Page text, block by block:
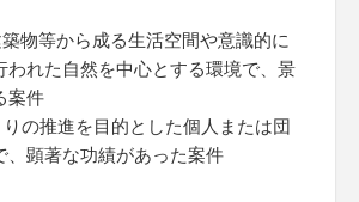
築物等から成る生活空間や意識的に
われた自然を中心とする環境で、景
案件
りの推進を目的とした個人または団
、顕著な功績があった案件